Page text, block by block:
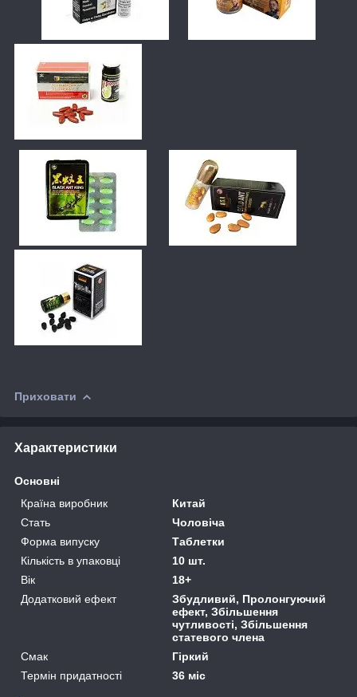
Приховати
Характеристики
Основні
Країна виробник
Китай
Стать
Чоловіча
Форма випуску
Таблетки
Кількість в упаковці
10 шт.
Вік
18+
Додатковий ефект
Збудливий, Пролонгуючий
ефект, Збільшення
чутливості, Збільшення
статевого члена
Смак
Гіркий
Термін придатності
36 міс